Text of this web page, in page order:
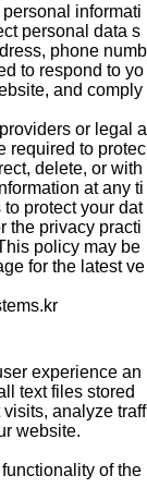
informati
personal data s
phone numb
to respond to yo
and comply
or legal a
required to protec
delete, or with
at any ti
protect your dat
the privacy practi
policy may be
for the latest ve
experience an
text files stored
analyze traff
website.
of the